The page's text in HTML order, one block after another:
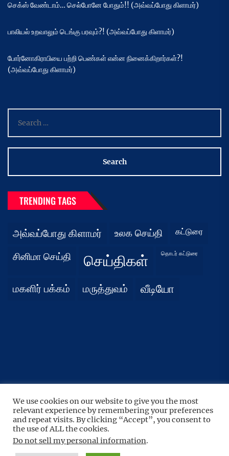
செக்ஸ் வேண்டாம்… செல்போனே போதும்!! (அவ்வப்போது கிளாமர்)
பாலியல் உறவாலும் டெங்கு பரவும்?! (அவ்வப்போது கிளாமர்)
போர்னோகிராபியை பற்றி பெண்கள் என்ன நினைக்கிறார்கள்?!
(அவ்வப்போது கிளாமர்)
for:
TRENDING TAGS
அவ்வப்போது கிளாமர் உலக செய்தி கட்டுரை
சினிமா செய்தி செய்திகள் தொடர் கட்டுரை
மகளிர் பக்கம் மருத்துவம் வீடியோ
UP↑
Copyright © 2026 நிதர்சனம்.All rights reserved.
Theme: BoundlessNews ByThemeinwp.
WordPress.
We use cookies on our website to give you the most
relevant experience by remembering your preferences
and repeat visits. By clicking “Accept”, you consent to
the use of ALL the cookies.
Do not sell my personal information.